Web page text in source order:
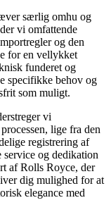
særlig omhu og
vi omfattende
og den
for en vellykket
funderet og
specifikke behov og
som muligt.
vi
lige fra den
registrering af
og dedikation
af Rolls Royce, der
dig mulighed for at
elegance med